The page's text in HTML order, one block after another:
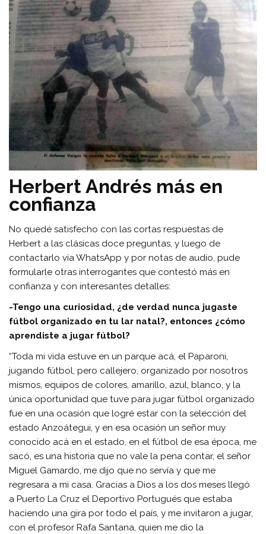
Herbert Andrés más en
confianza
No quedé satisfecho con las cortas respuestas de
Herbert a las clásicas doce preguntas, y luego de
contactarlo vía WhatsApp y por notas de audio, pude
formularle otras interrogantes que contestó más en
confianza y con interesantes detalles:
-Tengo una curiosidad, ¿de verdad nunca jugaste
fútbol organizado en tu lar natal?, entonces ¿cómo
aprendiste a jugar fútbol?
“Toda mi vida estuve en un parque acá, el Paparoni,
jugando fútbol, pero callejero, organizado por nosotros
mismos, equipos de colores, amarillo, azul, blanco, y la
única oportunidad que tuve para jugar fútbol organizado
fue en una ocasión que logré estar con la selección del
estado Anzoátegui, y en esa ocasión un señor muy
conocido acá en el estado, en el fútbol de esa época, me
sacó, es una historia que no vale la pena contar, el señor
Miguel Gamardo, me dijo que no servía y que me
regresara a mi casa. Gracias a Dios a los dos meses llegó
a Puerto La Cruz el Deportivo Portugués que estaba
haciendo una gira por todo el país, y me invitaron a jugar,
con el profesor Rafa Santana, quien me dio la